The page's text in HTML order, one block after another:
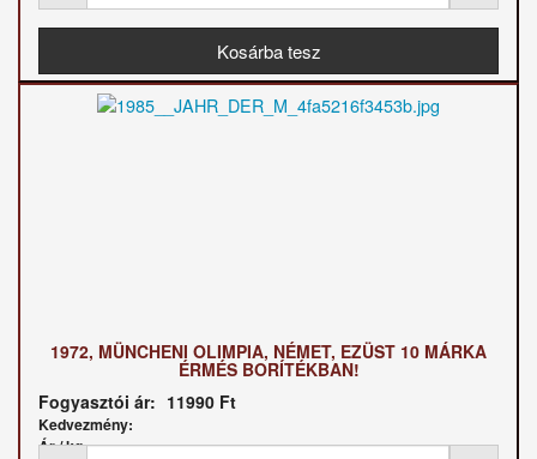
1972, MÜNCHENI OLIMPIA, NÉMET, EZÜST 10 MÁRKA
ÉRMÉS BORÍTÉKBAN!
Fogyasztói ár: 11990 Ft
Kedvezmény:
Ár / kg: